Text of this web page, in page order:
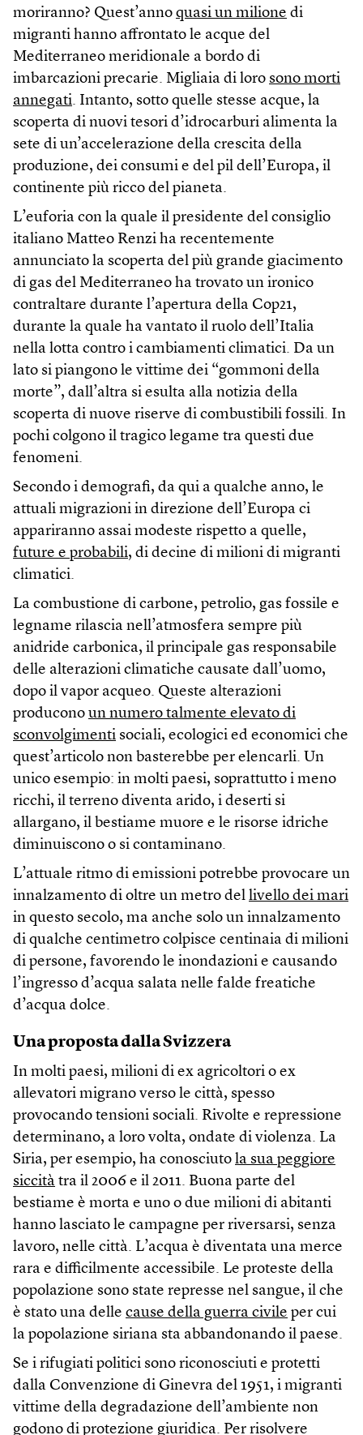
moriranno? Quest’anno quasi un milione di
migranti hanno affrontato le acque del
Mediterraneo meridionale a bordo di
imbarcazioni precarie. Migliaia di loro sono morti
annegati. Intanto, sotto quelle stesse acque, la
scoperta di nuovi tesori d’idrocarburi alimenta la
sete di un’accelerazione della crescita della
produzione, dei consumi e del pil dell’Europa, il
continente più ricco del pianeta.
L’euforia con la quale il presidente del consiglio
italiano Matteo Renzi ha recentemente
annunciato la scoperta del più grande giacimento
di gas del Mediterraneo ha trovato un ironico
contraltare durante l’apertura della Cop21,
durante la quale ha vantato il ruolo dell’Italia
nella lotta contro i cambiamenti climatici. Da un
lato si piangono le vittime dei “gommoni della
morte”, dall’altra si esulta alla notizia della
scoperta di nuove riserve di combustibili fossili. In
pochi colgono il tragico legame tra questi due
fenomeni.
Secondo i demografi, da qui a qualche anno, le
attuali migrazioni in direzione dell’Europa ci
appariranno assai modeste rispetto a quelle,
future e probabili, di decine di milioni di migranti
climatici.
La combustione di carbone, petrolio, gas fossile e
legname rilascia nell’atmosfera sempre più
anidride carbonica, il principale gas responsabile
delle alterazioni climatiche causate dall’uomo,
dopo il vapor acqueo. Queste alterazioni
producono un numero talmente elevato di
sconvolgimenti sociali, ecologici ed economici che
quest’articolo non basterebbe per elencarli. Un
unico esempio: in molti paesi, soprattutto i meno
ricchi, il terreno diventa arido, i deserti si
allargano, il bestiame muore e le risorse idriche
diminuiscono o si contaminano.
L’attuale ritmo di emissioni potrebbe provocare un
innalzamento di oltre un metro del livello dei mari
in questo secolo, ma anche solo un innalzamento
di qualche centimetro colpisce centinaia di milioni
di persone, favorendo le inondazioni e causando
l’ingresso d’acqua salata nelle falde freatiche
d’acqua dolce.
Una proposta dalla Svizzera
In molti paesi, milioni di ex agricoltori o ex
allevatori migrano verso le città, spesso
provocando tensioni sociali. Rivolte e repressione
determinano, a loro volta, ondate di violenza. La
Siria, per esempio, ha conosciuto la sua peggiore
siccità tra il 2006 e il 2011. Buona parte del
bestiame è morta e uno o due milioni di abitanti
hanno lasciato le campagne per riversarsi, senza
lavoro, nelle città. L’acqua è diventata una merce
rara e difficilmente accessibile. Le proteste della
popolazione sono state represse nel sangue, il che
è stato una delle cause della guerra civile per cui
la popolazione siriana sta abbandonando il paese.
Se i rifugiati politici sono riconosciuti e protetti
dalla Convenzione di Ginevra del 1951, i migranti
vittime della degradazione dell’ambiente non
godono di protezione giuridica. Per risolvere